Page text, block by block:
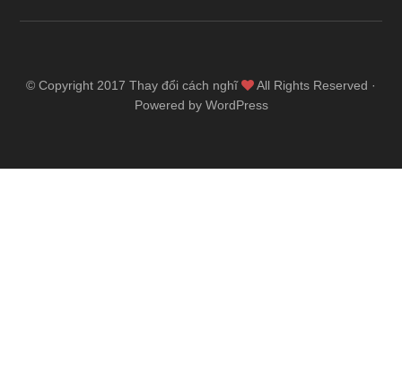
© Copyright 2017 Thay đổi cách nghĩ
All Rights Reserved ·
Powered by WordPress